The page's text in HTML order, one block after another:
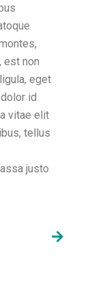
est non
eget
id
vitae elit
tellus
justo